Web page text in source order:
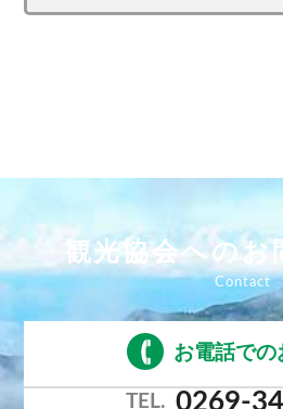
観光協会へのお
お電話での
TEL. 0269-